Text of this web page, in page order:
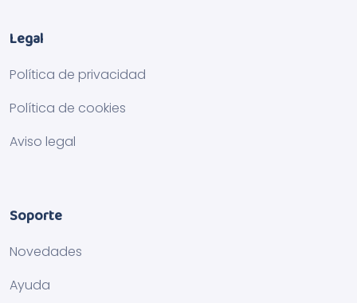
Legal
Política de privacidad
Política de cookies
Aviso legal
Soporte
Novedades
Ayuda